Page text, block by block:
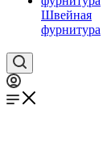
Швейная
фурнитура